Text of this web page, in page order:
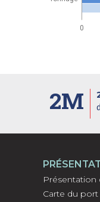
0
2M
Présentation
Carte du port